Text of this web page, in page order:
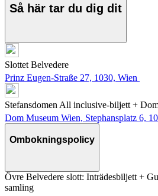
Så här tar du dig dit
Slottet Belvedere
Prinz Eugen-Straße 27, 1030, Wien
Stefansdomen All inclusive-biljett +
Dom Museum Wien, Stephansplatz 6,
Ombokningspolicy
Övre Belvedere slott: Inträdesbiljett +
samling